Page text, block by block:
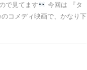
で見てます
今回は 『タ
コメディ映画で、かなり下